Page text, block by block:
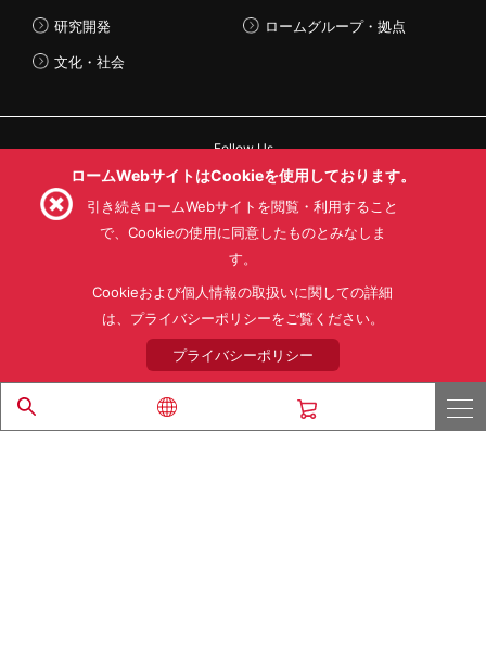
研究開発
文化・社会
ロームグループ・拠点
Follow Us
利用目的
プライバシーポリシー
サイトマップ
ローム製品の販売に関する標準契約条件書(PDF)
© 1997 - 2026 ROHM CO., LTD. ALL RIGHTS RESERVED.
ロームWebサイトはCookieを使用しております。
引き続きロームWebサイトを閲覧・利用すること
で、Cookieの使用に同意したものとみなしま
す。
Cookieおよび個人情報の取扱いに関しての詳細
は、プライバシーポリシーをご覧ください。
プライバシーポリシー